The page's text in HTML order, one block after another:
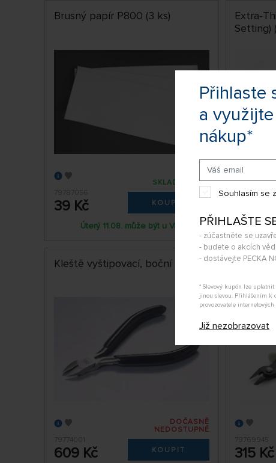
Přihlaste
a
nákup*
Souhlasím se
PŘIHLAŠTE
- zúčastněte se
- budete o akcích
- dostávejte PECKA
* Slevový kupón lze
jinou slevou. Přihlášením k
provozovatele internetových
Již nezobrazovat
Brusný papír P800 (3 ks)
79787056
39 Kč
SKLADEM 5 KS
KOUPIT
Úterý 11.08. může být u Vás
Extra-
Setting)
79787182
Kleště vyštipovací, boční
79774001
609 Kč
DOČASNĚ
NEDOSTUPNÉ
KOUPIT
Kleště
79769945
315 Kč